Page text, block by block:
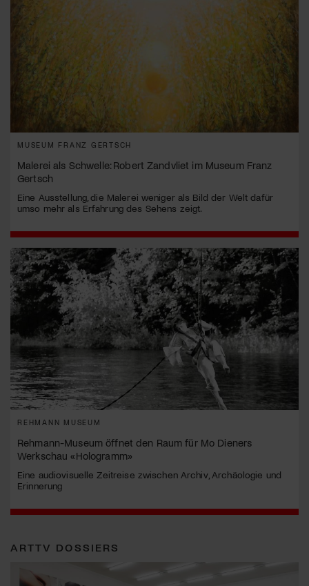
MUSEUM FRANZ GERTSCH
Malerei als Schwelle: Robert Zandvliet im Museum Franz
Gertsch
Eine Ausstellung, die Malerei weniger als Bild der Welt dafür
umso mehr als Erfahrung des Sehens zeigt.
REHMANN MUSEUM
Rehmann-Museum öffnet den Raum für Mo Dieners
Werkschau «Hologramm»
Eine audiovisuelle Zeitreise zwischen Archiv, Archäologie und
Erinnerung
ARTTV DOSSIERS